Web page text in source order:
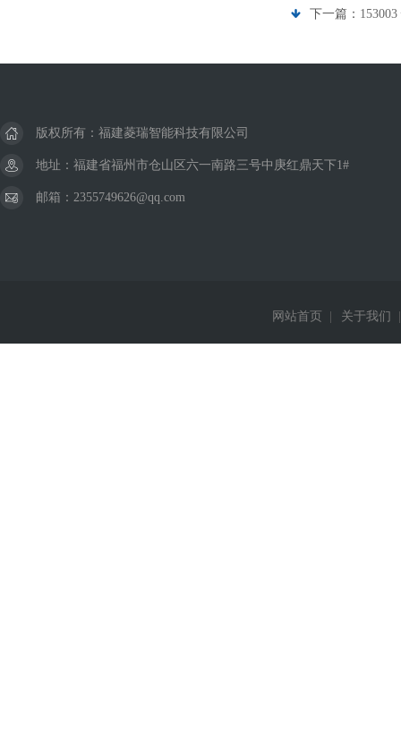
下一篇：
版权所有：福建菱瑞智能科技有限公司
地址：福建省福州市仓山区六一南路三号中庚红鼎天下1#
邮箱：2355749626@qq.com
网站首页 关于我们